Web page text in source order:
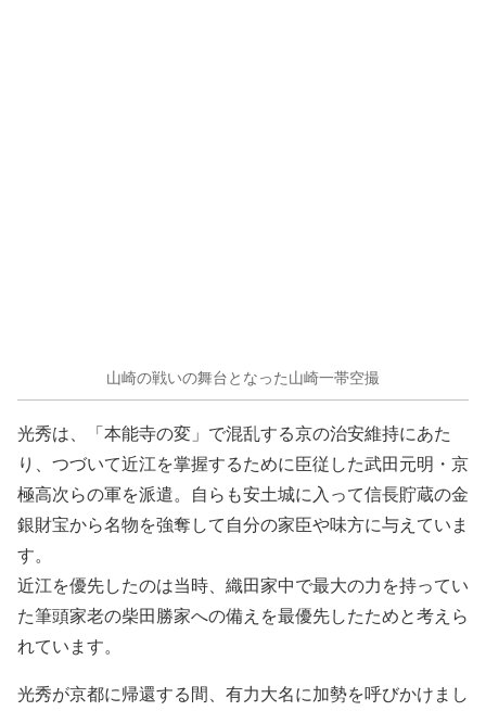
山崎の戦いの舞台となった山崎一帯空撮
光秀は、「本能寺の変」で混乱する京の治安維持にあた
り、つづいて近江を掌握するために臣従した武田元明・京
極高次らの軍を派遣。自らも安土城に入って信長貯蔵の金
銀財宝から名物を強奪して自分の家臣や味方に与えていま
す。
近江を優先したのは当時、織田家中で最大の力を持ってい
た筆頭家老の柴田勝家への備えを最優先したためと考えら
れています。
光秀が京都に帰還する間、有力大名に加勢を呼びかけまし